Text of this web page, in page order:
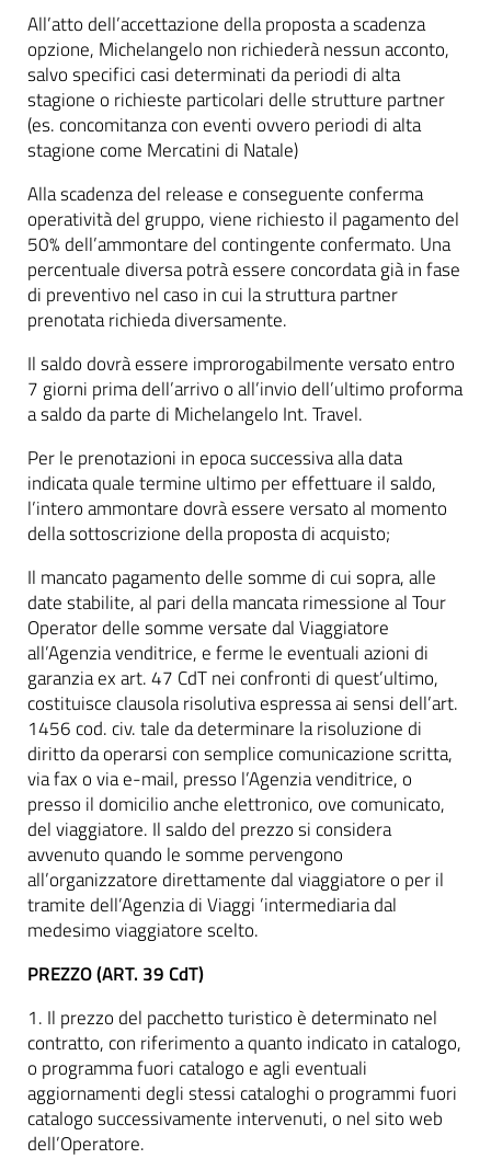
All’atto dell’accettazione della proposta a scadenza
opzione, Michelangelo non richiederà nessun acconto,
salvo specifici casi determinati da periodi di alta
stagione o richieste particolari delle strutture partner
(es. concomitanza con eventi ovvero periodi di alta
stagione come Mercatini di Natale)
Alla scadenza del release e conseguente conferma
operatività del gruppo, viene richiesto il pagamento del
50% dell’ammontare del contingente confermato. Una
percentuale diversa potrà essere concordata già in fase
di preventivo nel caso in cui la struttura partner
prenotata richieda diversamente.
Il saldo dovrà essere improrogabilmente versato entro
7 giorni prima dell’arrivo o all’invio dell’ultimo proforma
a saldo da parte di Michelangelo Int. Travel.
Per le prenotazioni in epoca successiva alla data
indicata quale termine ultimo per effettuare il saldo,
l’intero ammontare dovrà essere versato al momento
della sottoscrizione della proposta di acquisto;
Il mancato pagamento delle somme di cui sopra, alle
date stabilite, al pari della mancata rimessione al Tour
Operator delle somme versate dal Viaggiatore
all’Agenzia venditrice, e ferme le eventuali azioni di
garanzia ex art. 47 CdT nei confronti di quest’ultimo,
costituisce clausola risolutiva espressa ai sensi dell’art.
1456 cod. civ. tale da determinare la risoluzione di
diritto da operarsi con semplice comunicazione scritta,
via fax o via e-mail, presso l’Agenzia venditrice, o
presso il domicilio anche elettronico, ove comunicato,
del viaggiatore. Il saldo del prezzo si considera
avvenuto quando le somme pervengono
all’organizzatore direttamente dal viaggiatore o per il
tramite dell’Agenzia di Viaggi ’intermediaria dal
medesimo viaggiatore scelto.
PREZZO (ART. 39 CdT)
1. Il prezzo del pacchetto turistico è determinato nel
contratto, con riferimento a quanto indicato in catalogo,
o programma fuori catalogo e agli eventuali
aggiornamenti degli stessi cataloghi o programmi fuori
catalogo successivamente intervenuti, o nel sito web
dell’Operatore.